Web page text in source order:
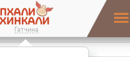
Гатчина